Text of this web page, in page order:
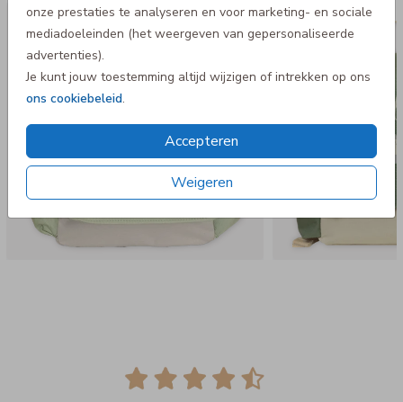
onze prestaties te analyseren en voor marketing- en sociale
mediadoeleinden (het weergeven van gepersonaliseerde
advertenties).
Je kunt jouw toestemming altijd wijzigen of intrekken op ons
ons cookiebeleid.
Accepteren
Weigeren
Rugtas Adventure Rugtas